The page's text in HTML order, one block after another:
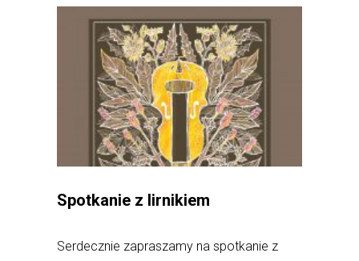
Spotkanie z lirnikiem
Serdecznie zapraszamy na spotkanie z